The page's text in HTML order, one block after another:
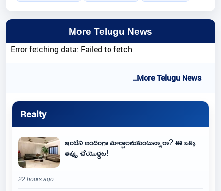
More Telugu News
Error fetching data: Failed to fetch
..More Telugu News
Realty
ఇంటిని అందంగా మార్చాలనుకుంటున్నారా? ఈ ఒక్క
తప్పు చేయొద్దట!
22 hours ago